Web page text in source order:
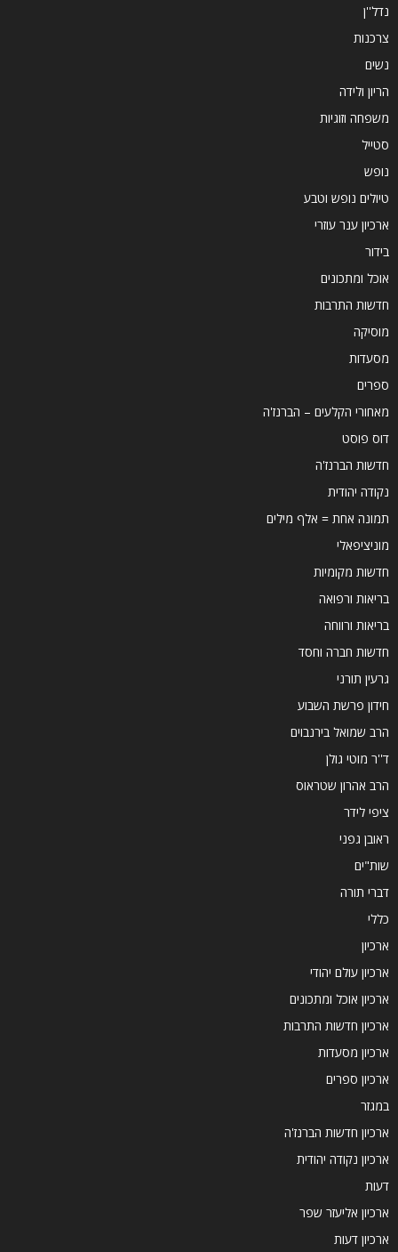
נדל''ן
צרכנות
נשים
הריון ולידה
משפחה וזוגיות
סטייל
נופש
טיולים נופש וטבע
ארכיון ענר עוזרי
בידור
אוכל ומתכונים
חדשות התרבות
מוסיקה
מסעדות
ספרים
מאחורי הקלעים – הברנז'ה
דוס פוסט
חדשות הברנז'ה
נקודה יהודית
תמונה אחת = אלף מילים
מוניציפאלי
חדשות מקומיות
בריאות ורפואה
בריאות ורווחה
חדשות חברה וחסד
גרעין תורני
חידון פרשת השבוע
הרב שמואל בירנבוים
ד''ר מוטי גולן
הרב אהרון שטראוס
ציפי לידר
ראובן גפני
שות"ים
דברי תורה
כללי
ארכיון
ארכיון עולם יהודי
ארכיון אוכל ומתכונים
ארכיון חדשות התרבות
ארכיון מסעדות
ארכיון ספרים
במגזר
ארכיון חדשות הברנז'ה
ארכיון נקודה יהודית
דעות
ארכיון אליעזר שפר
ארכיון דעות